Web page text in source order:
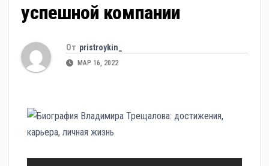
успешной компании
От pristroykin_
МАР 16, 2022